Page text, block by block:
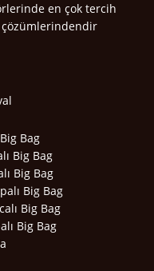
en çok tercih
çözümlerindendir
Bag
Big Bag
Big Bag
Big Bag
Big Bag
Big Bag